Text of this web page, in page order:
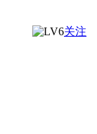
关注